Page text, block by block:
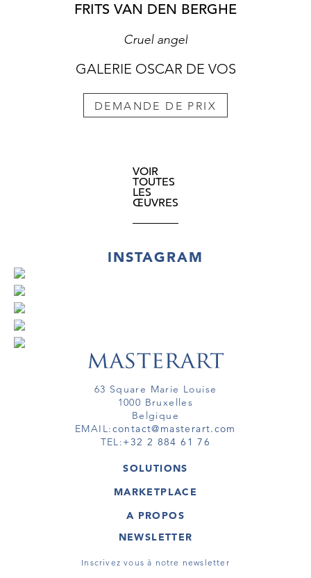
FRITS VAN DEN BERGHE
Cruel angel
GALERIE OSCAR DE VOS
DEMANDE DE PRIX
VOIR
TOUTES
LES
ŒUVRES
INSTAGRAM
63 Square Marie Louise
1000 Bruxelles
Belgique
EMAIL:contact@masterart.com
TEL:+32 2 884 61 76
SOLUTIONS
GALERIE
ARTISTE
TOUR VIRTUEL
MARKETPLACE
OEUVRES D'ART
TOURS VIRTUELS
A PROPOS
MASTERART
CONDITIONS GÉNÉRALES
NEWSLETTER
Inscrivez vous à notre newsletter